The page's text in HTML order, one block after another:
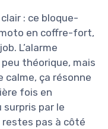
: ce bloque-
en coffre-fort,
L’alarme
peu théorique, mais
calme, ça résonne
fois en
surpris par le
restes pas à côté